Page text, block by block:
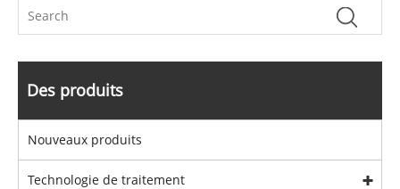
Des produits
Nouveaux produits
Technologie de traitement